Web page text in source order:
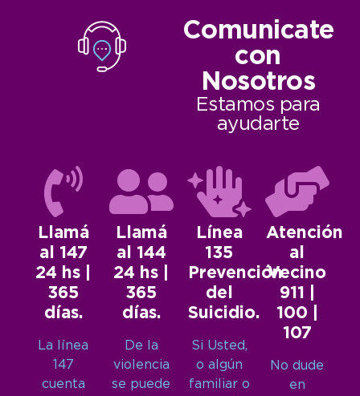
Comunicate
con
Nosotros
Estamos para
ayudarte
Llamá
al 147
24 hs |
365
días.
La línea
147
cuenta
Llamá
al 144
24 hs |
365
días.
De la
violencia
se puede
Línea
135
Prevención
del
Suicidio.
Si Usted,
o algún
familiar o
Atención
al
Vecino
911 |
100 |
107
No dude
en